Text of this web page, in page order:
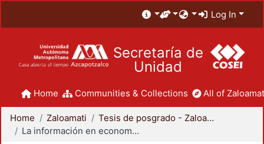
Log In
Secretaría de
Unidad
Home Communities & Collections All of
Home Zaloamati
Tesis de posgrado - Zaloamati
La información en economía: una revisión histórica-metodológica. (Selección adversa y riesgo moral)